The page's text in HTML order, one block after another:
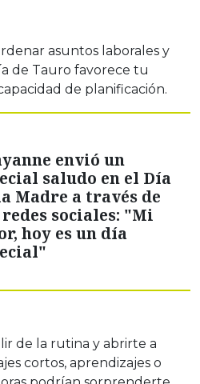
asuntos laborales y
de Tauro favorece tu
de planificación.
envió un
saludo en el Día
Madre a través de
redes sociales: "Mi
hoy es un día
de la rutina y abrirte a
cortos, aprendizajes o